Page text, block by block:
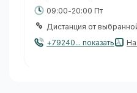
09:00-20:00 Пт
Дистанция от
+79240... показать
На